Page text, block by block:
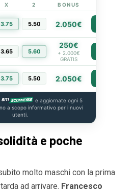
X 2 BONUS
3.75 5.50 2.050€
3.65 5.60
250€
+ 2.000€
GRATIS
3.75 5.50 2.050€
e aggiornate ogni 5
a scopo informativo per i nuovi
utenti.
e poche
molto maschi con la prima
ad arrivare. Francesco